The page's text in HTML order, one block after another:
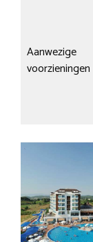
Aanwezige
voorzieningen